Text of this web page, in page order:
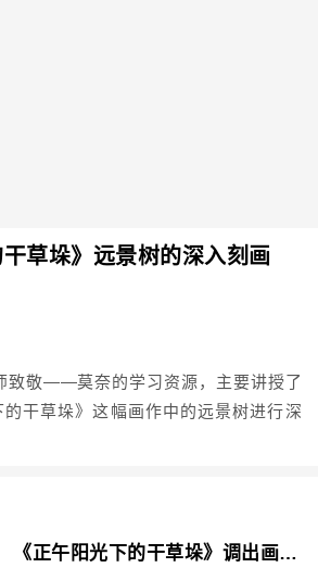
干草垛》远景树的深入刻画
致敬——莫奈的学习资源，主要讲授了
干草垛》这幅画作中的远景树进行深
《正午阳光下的干草垛》调出画面..